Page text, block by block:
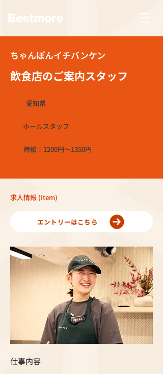
ちゃんぽんイチバンケン
飲食店のご案内スタッフ
愛知県
ホールスタッフ
時給：1200円～1350円
求人情報 (Item)
エントリーはこちら
仕事内容